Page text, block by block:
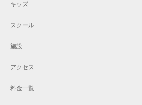
キッズ
スクール
施設
アクセス
料金一覧